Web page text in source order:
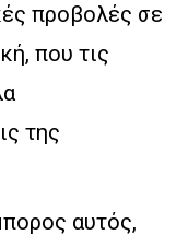
προβολές σε
που τις
της
αυτός,